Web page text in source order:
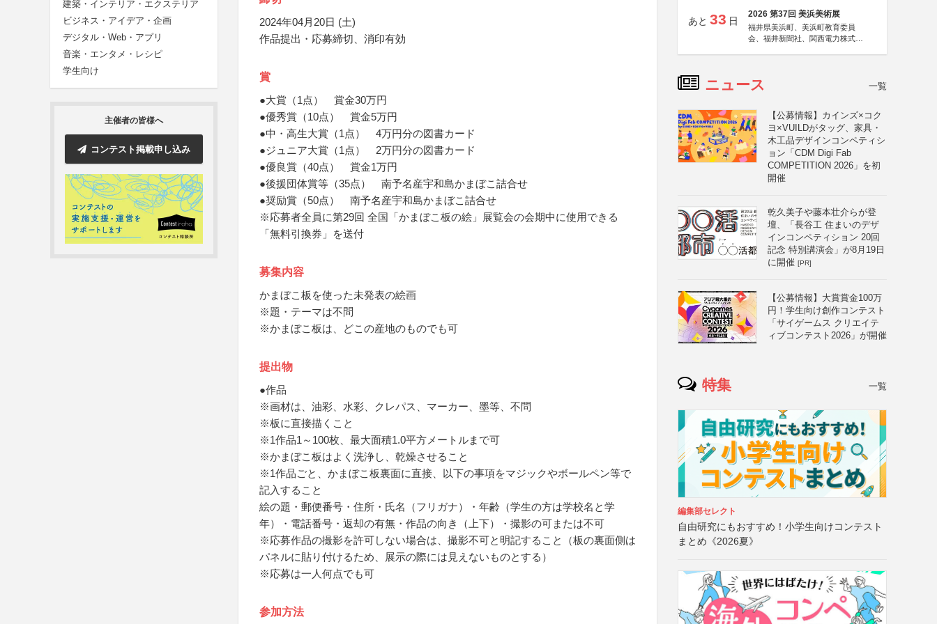
建築・インテリア・エクステリア
ビジネス・アイデア・企画
デジタル・Web・アプリ
音楽・エンタメ・レシピ
学生向け
主催者の皆様へ
コンテスト掲載申し込み
2024年04月20日 (土)
作品提出・応募締切、消印有効
賞
●大賞（1点） 賞金30万円
●優秀賞（10点） 賞金5万円
●中・高生大賞（1点） 4万円分の図書カード
●ジュニア大賞（1点） 2万円分の図書カード
●優良賞（40点） 賞金1万円
●後援団体賞等（35点） 南予名産宇和島かまぼこ詰合せ
●奨励賞（50点） 南予名産宇和島かまぼこ詰合せ
※応募者全員に第29回 全国「かまぼこ板の絵」展覧会の会期中に使用できる
「無料引換券」を送付
募集内容
かまぼこ板を使った未発表の絵画
※題・テーマは不問
※かまぼこ板は、どこの産地のものでも可
提出物
●作品
※画材は、油彩、水彩、クレパス、マーカー、墨等、不問
※板に直接描くこと
※1作品1～100枚、最大面積1.0平方メートルまで可
※かまぼこ板はよく洗浄し、乾燥させること
※1作品ごと、かまぼこ板裏面に直接、以下の事項をマジックやボールペン等で
記入すること
絵の題・郵便番号・住所・氏名（フリガナ）・年齢（学生の方は学校名と学
年）・電話番号・返却の有無・作品の向き（上下）・撮影の可または不可
※応募作品の撮影を許可しない場合は、撮影不可と明記すること（板の裏面側は
パネルに貼り付けるため、展示の際には見えないものとする）
※応募は一人何点でも可
参加方法
あと 33 日
2026 第37回 美浜美術展
福井県美浜町、美浜町教育委員
会、福井新聞社、関西電力株式会
ニュース 一覧
【公募情報】カインズ×コク
ヨ×VUILDがタッグ、家具・
木工品デザインコンペティシ
ョン「CDM Digi Fab
COMPETITION 2026」を初
開催
乾久美子や藤本壮介らが登
壇、「長谷工 住まいのデザ
インコンペティション 20回
記念 特別講演会」が8月19日
に開催 [PR]
【公募情報】大賞賞金100万
円！学生向け創作コンテスト
「サイゲームス クリエイテ
ィブコンテスト2026」が開催
特集 一覧
編集部セレクト
自由研究にもおすすめ！小学生向けコンテスト
まとめ《2026夏》